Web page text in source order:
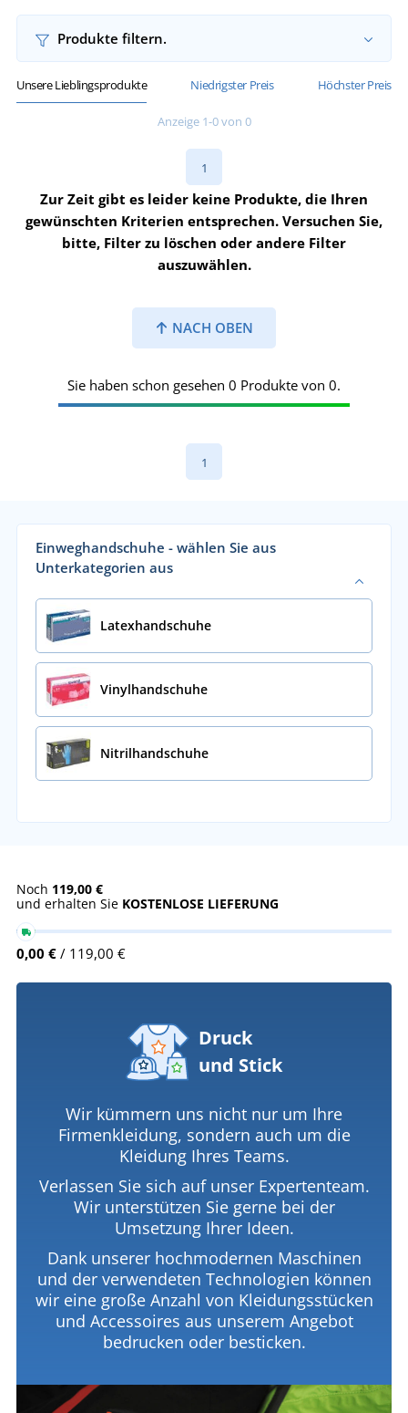
Produkte filtern.
Unsere Lieblingsprodukte Niedrigster Preis Höchster Preis
Anzeige 1-0 von 0
1
Zur Zeit gibt es leider keine Produkte, die Ihren
gewünschten Kriterien entsprechen. Versuchen Sie,
bitte, Filter zu löschen oder andere Filter
auszuwählen.
NACH OBEN
Sie haben schon gesehen 0 Produkte von 0.
1
Einweghandschuhe - wählen Sie aus
Unterkategorien aus
Latexhandschuhe
Vinylhandschuhe
Nitrilhandschuhe
Noch 119,00 €
und erhalten Sie KOSTENLOSE LIEFERUNG
0,00 € / 119,00 €
Druck
und Stick
Wir kümmern uns nicht nur um Ihre
Firmenkleidung, sondern auch um die
Kleidung Ihres Teams.
Verlassen Sie sich auf unser Expertenteam.
Wir unterstützen Sie gerne bei der
Umsetzung Ihrer Ideen.
Dank unserer hochmodernen Maschinen
und der verwendeten Technologien können
wir eine große Anzahl von Kleidungsstücken
und Accessoires aus unserem Angebot
bedrucken oder besticken.